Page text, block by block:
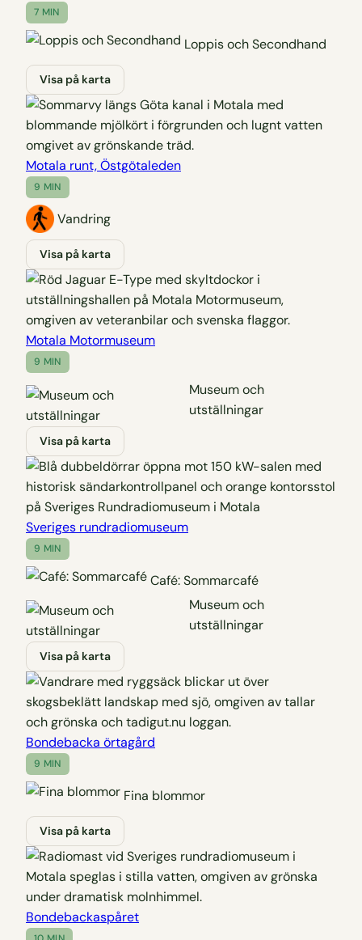
7 MIN
Loppis och Secondhand
Visa på karta
Motala runt, Östgötaleden
9 MIN
Vandring
Visa på karta
Motala Motormuseum
9 MIN
Museum och
utställningar
Visa på karta
Sveriges rundradiomuseum
9 MIN
Café: Sommarcafé
Museum och
utställningar
Visa på karta
Bondebacka örtagård
9 MIN
Fina blommor
Visa på karta
Bondebackaspåret